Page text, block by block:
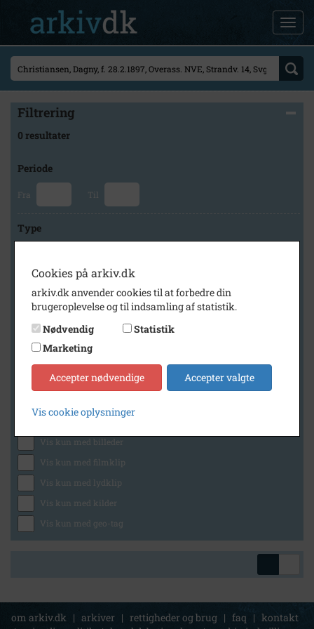
Filtrering
0 resultater
Periode
Fra Til
Type
Arkiv
Svinninge Lokalhistoriske Arkiv
Generelt
Vis kun med billeder
Vis kun med filmklip
Vis kun med lydklip
Vis kun med kilder
Vis kun med geo-tag
om arkiv.dk | arkiver | rettigheder og brug | faq | kontakt
Cookies på arkiv.dk
arkiv.dk anvender cookies til at forbedre din
brugeroplevelse og til indsamling af statistik.
Nødvendig
Statistik
Marketing
Accepter nødvendige Accepter valgte
Vis cookie oplysninger